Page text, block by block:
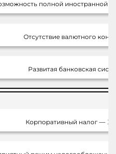
полной иностранной
Отсутствие валютного
Развитая банковская
Корпоративный налог —